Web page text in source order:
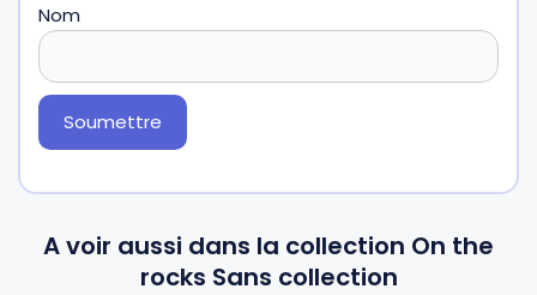
Nom
A voir aussi dans la collection On the
rocks Sans collection